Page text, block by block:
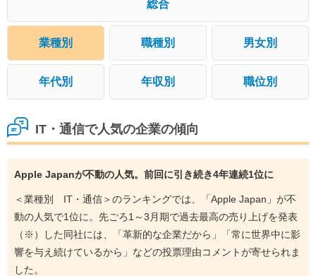
総合
業種別 職種別 男女別
年代別 年収別 職位別
IT・通信で人気の企業の傾向
Apple Japanが不動の人気。前回に引き続き4年連続1位に
＜業種別 IT・通信＞のランキングでは、「Apple Japan」が不
動の人気で1位に。先ごろ1～3月期で過去最高の売り上げを発表
（※）した同社には、「革新的な企業だから」「常に世界中に影
響を与え続けているから」などの投票理由コメントが寄せられま
した。